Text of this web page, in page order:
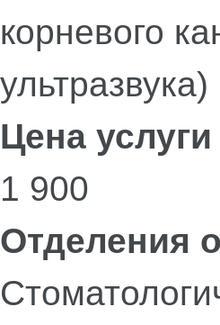
корневого
ультразвука)
Цена услуги
1 900
Отделения